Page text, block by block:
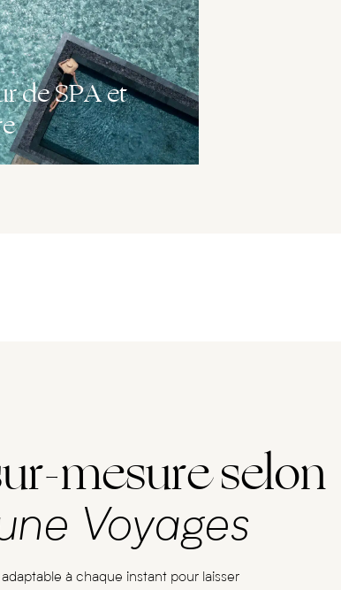
de SPA et
mesure selon
Voyages
à chaque instant pour laisser